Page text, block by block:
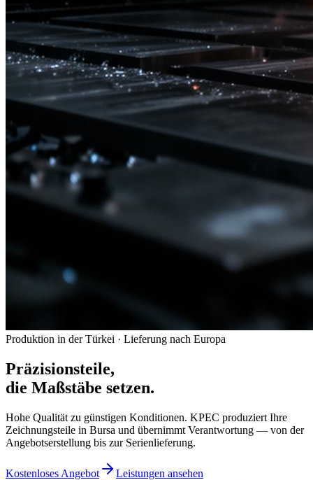
Produktion in der Türkei · Lieferung nach Europa
Präzisionsteile,
die Maßstäbe setzen.
Hohe Qualität zu günstigen Konditionen. KPEC produziert Ihre
Zeichnungsteile in Bursa und übernimmt Verantwortung — von der
Angebotserstellung bis zur Serienlieferung.
Kostenloses Angebot
Leistungen ansehen